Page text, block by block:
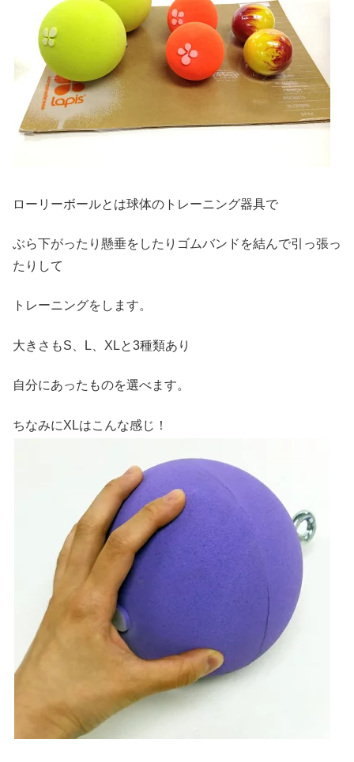
ローリーボールとは球体のトレーニング器具で
ぶら下がったり懸垂をしたりゴムバンドを結んで引っ張っ
たりして
トレーニングをします。
大きさもS、L、XLと3種類あり
自分にあったものを選べます。
ちなみにXLはこんな感じ！